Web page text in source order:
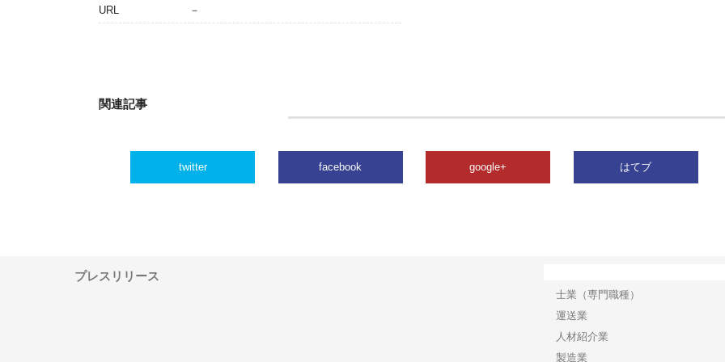
URL －
関連記事
twitter facebook google+ はてブ
プレスリリース
士業（専門職種）
運送業
人材紹介業
製造業